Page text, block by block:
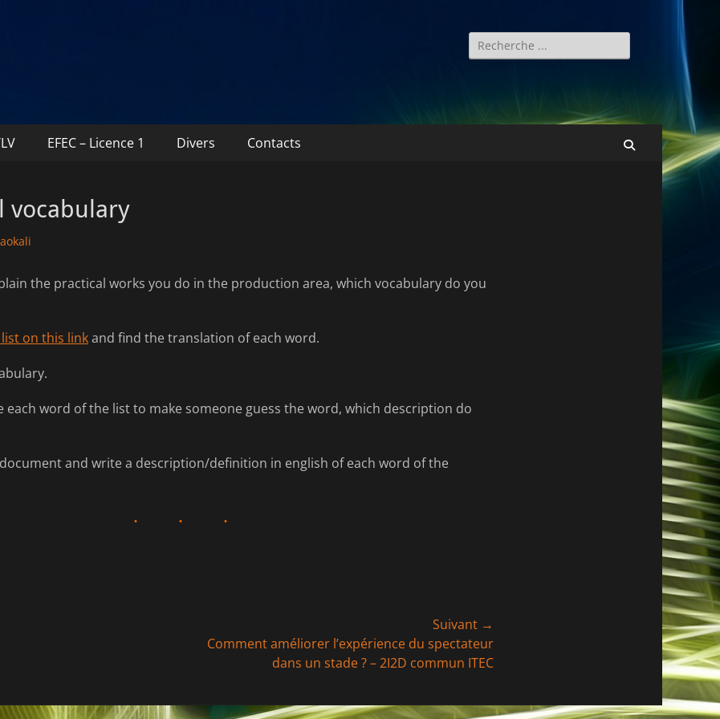
Rechercher :
EFEC – Licence 1 Divers Contacts Recherche
vocabulary
the practical works you do in the production area, which vocabulary do you
on this linkand find the translation of each word.
each word of the list to make someone guess the word, which description do
and write a description/definition in english of each word of the
Suivant →
ArticleComment améliorer l’expérience du spectateur
dans un stade ? – 2I2D commun ITEC